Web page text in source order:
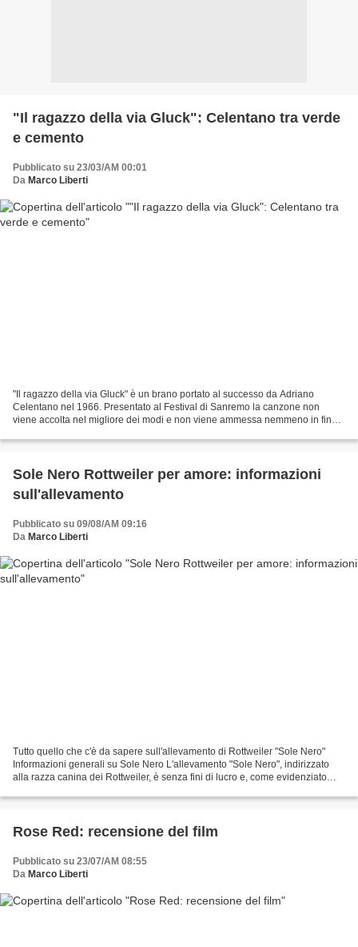
"Il ragazzo della via Gluck": Celentano tra verde
e cemento
Pubblicato su 23/03/AM 00:01
Da Marco Liberti
"Il ragazzo della via Gluck" è un brano portato al successo da Adriano
Celentano nel 1966. Presentato al Festival di Sanremo la canzone non
viene accolta nel migliore dei modi e non viene ammessa nemmeno in finale
Sole Nero Rottweiler per amore: informazioni
sull'allevamento
Pubblicato su 09/08/AM 09:16
Da Marco Liberti
Tutto quello che c'è da sapere sull'allevamento di Rottweiler "Sole Nero"
Informazioni generali su Sole Nero L'allevamento "Sole Nero", indirizzato
alla razza canina dei Rottweiler, è senza fini di lucro e, come evidenziato
Rose Red: recensione del film
Pubblicato su 23/07/AM 08:55
Da Marco Liberti